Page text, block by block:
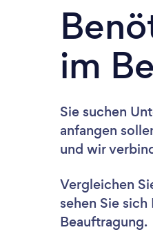
im
Sie suchen
anfangen
und wir
Vergleichen
sehen Sie
Beauftragung.